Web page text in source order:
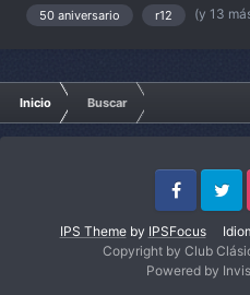
50 aniversario r12 (y 13
Inicio Buscar
IPS Themeby IPSFocus
FacebookTwitter
Copyright by Club
Powered by